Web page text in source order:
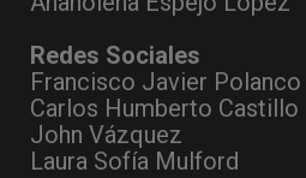
Redes Sociales
Francisco Javier Polanco
Carlos Humberto Castillo
John Vázquez
Laura Sofía Mulford